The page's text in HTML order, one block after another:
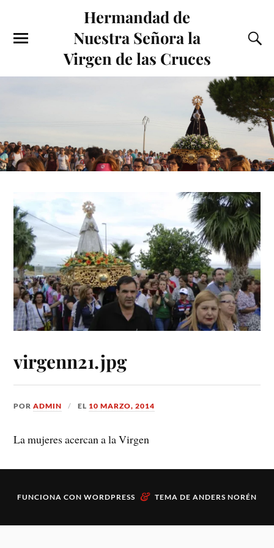
Hermandad de
Nuestra Señora la
Virgen de las Cruces
virgenn21.jpg
PORADMIN EL 10 MARZO, 2014
La mujeres acercan a la Virgen
FUNCIONA CON WORDPRESS & TEMA DE ANDERS NORÉN